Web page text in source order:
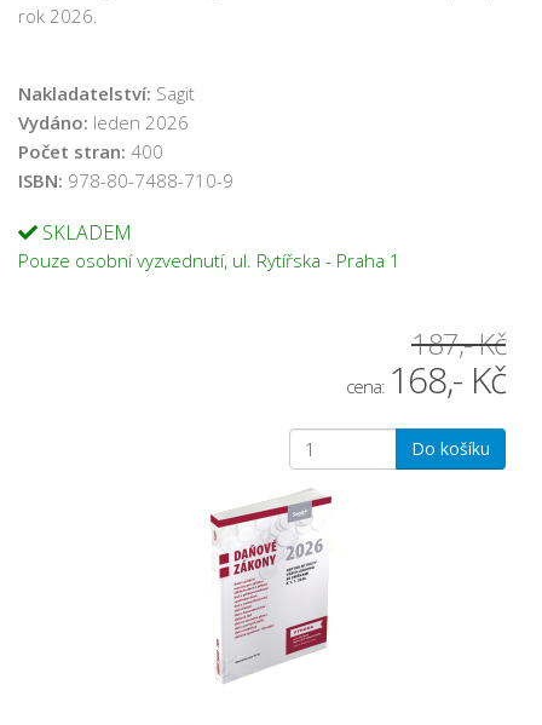
rok 2026.
Nakladatelství: Sagit
Vydáno: leden 2026
Počet stran: 400
ISBN: 978-80-7488-710-9
SKLADEM
Pouze osobní vyzvednutí, ul. Rytířska - Praha 1
187,- Kč
cena: 168,- Kč
Do košíku